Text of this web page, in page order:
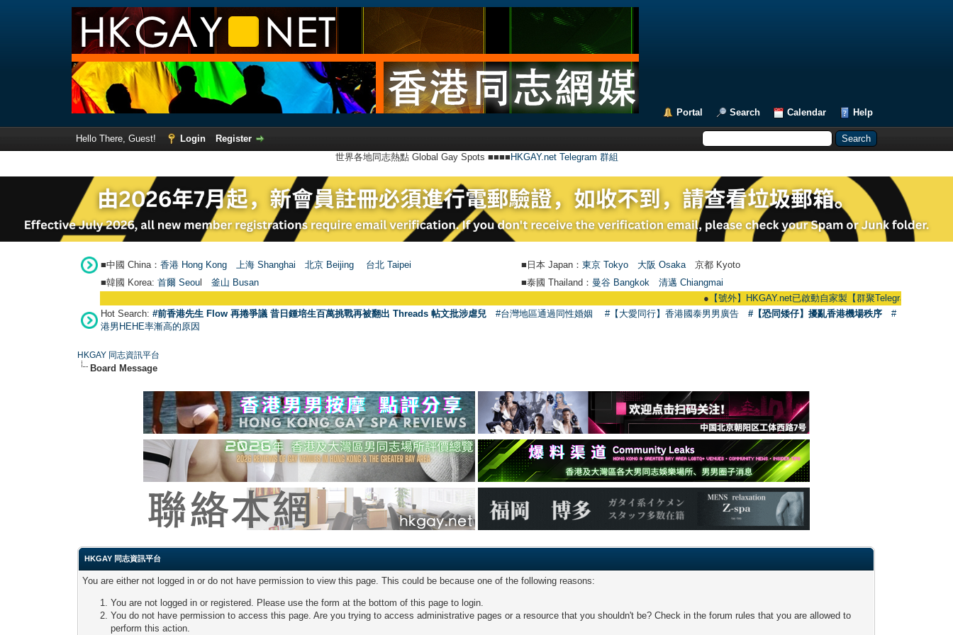
Portal Search Calendar Help
Hello There, Guest! Login
Register
世界各地同志熱點 Global Gay Spots ■■■■ HKGAY.net Telegram 群組
■中國 China： 香港 Hong Kong 上海 Shanghai 北京 Beijing 台北 Taipei ■日本 Japan： 東京 Tokyo 大阪 Osaka 京都 Kyoto
■韓國 Korea: 首爾 Seou 釜山 Busan ■泰國 Thailand： 曼谷 Bangkok
清邁 Chiangmai
【號外】HKGAY.net已啟動自家製【群聚Telegram群組】
Hot Search: #前香港先生 Flow 再捲爭議 昔日鍾培生百萬挑戰再被翻出 Threads 帖文批涉虐兒 #台灣地區通過同性婚姻 #【大愛同行】香港國泰男男廣告 #【恐同矮仔】擾亂香港機場秩序
#
港男HEHE率漸高的原因
HKGAY 同志資訊平台
Board Message
HKGAY 同志資訊平台
You are either not logged in or do not have permission to view this page. This could be because one of the following reasons:
You are not logged in or registered. Please use the form at the bottom of this page to login.
You do not have permission to access this page. Are you trying to access administrative pages or a resource that you shouldn't be? Check in the forum rules that you are allowed to
perform this action.